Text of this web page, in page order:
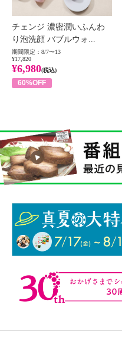
チェンジ 濃密潤いふんわ
り泡洗顔 バブルウォ...
期間限定：8/7〜13
¥17,820
¥6,980(税込)
60%OFF